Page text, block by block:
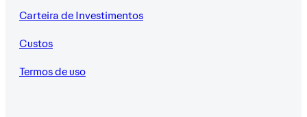
Carteira de Investimentos
Custos
Termos de uso